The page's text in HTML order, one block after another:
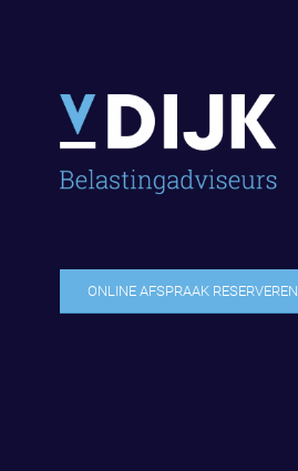
ONLINE AFSPRAAK RESERVEREN